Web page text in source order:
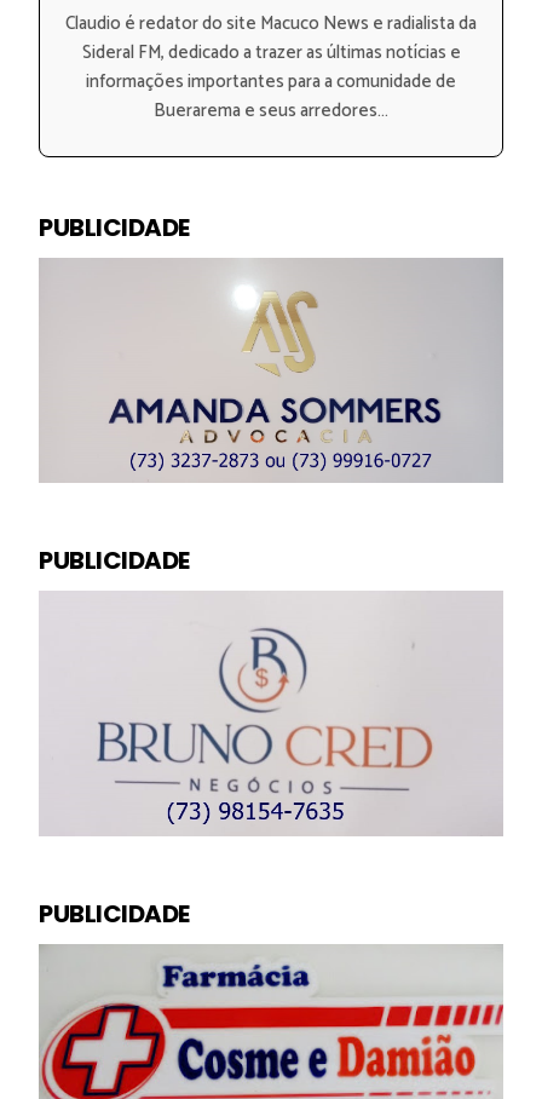
Claudio é redator do site Macuco News e radialista da
Sideral FM, dedicado a trazer as últimas notícias e
informações importantes para a comunidade de
Buerarema e seus arredores...
PUBLICIDADE
PUBLICIDADE
PUBLICIDADE